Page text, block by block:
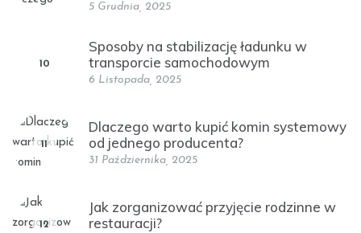
5 Grudnia, 2025
10
Sposoby na stabilizację ładunku w
transporcie samochodowym
6 Listopada, 2025
11
Dlaczego warto kupić komin systemowy
od jednego producenta?
31 Października, 2025
12
Jak zorganizować przyjęcie rodzinne w
restauracji?